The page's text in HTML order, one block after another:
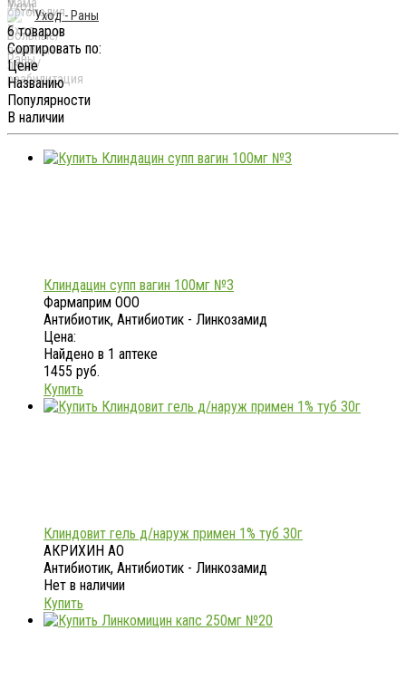
Уход - Раны
6 товаров
Сортировать по:
Цене
Названию
Популярности
В наличии
Клиндацин супп вагин 100мг №3
Фармаприм ООО
Антибиотик, Антибиотик - Линкозамид
Цена:
Найдено в 1 аптеке
1455 руб.
Купить
Клиндовит гель д/наруж примен 1% туб 30г
АКРИХИН АО
Антибиотик, Антибиотик - Линкозамид
Нет в наличии
Купить